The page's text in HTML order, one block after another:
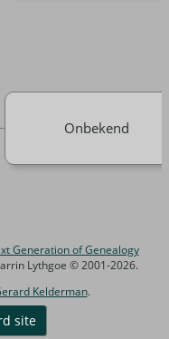
Onbekend
Generation of Genealogy
Lythgoe © 2001-2026.
Kelderman.
site